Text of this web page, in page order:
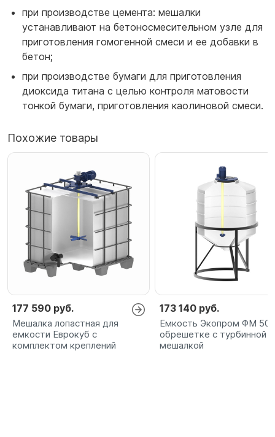
при производстве цемента: мешалки
устанавливают на бетоносмесительном узле для
приготовления гомогенной смеси и ее добавки в
бетон;
при производстве бумаги для приготовления
диоксида титана с целью контроля матовости
тонкой бумаги, приготовления каолиновой смеси.
Похожие товары
177 590 руб.
Мешалка лопастная для
емкости Еврокуб с
комплектом креплений
173 140 руб.
Емкость Экопром ФМ
обрешетке с турбинной
мешалкой